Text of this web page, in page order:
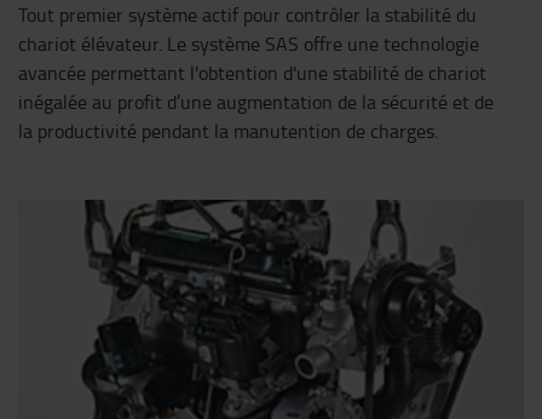
Tout premier système actif pour contrôler la stabilité du
chariot élévateur. Le système SAS offre une technologie
avancée permettant l'obtention d'une stabilité de chariot
inégalée au profit d’une augmentation de la sécurité et de
la productivité pendant la manutention de charges.